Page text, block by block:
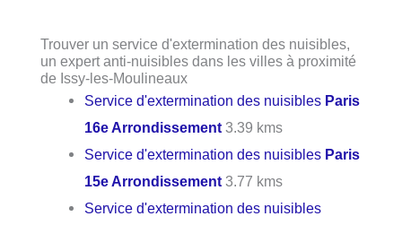
Trouver un service d'extermination des nuisibles,
un expert anti-nuisibles dans les villes à proximité
de Issy-les-Moulineaux
Service d'extermination des nuisibles Paris
16e Arrondissement 3.39 kms
Service d'extermination des nuisibles Paris
15e Arrondissement 3.77 kms
Service d'extermination des nuisibles